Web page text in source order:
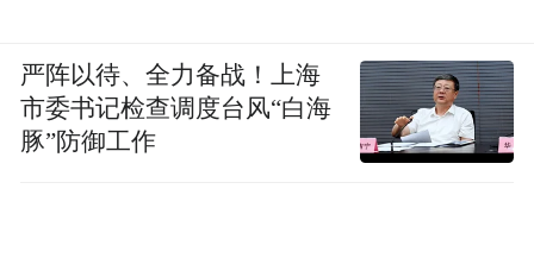
严阵以待、全力备战！上海
市委书记检查调度台风“白海
豚”防御工作